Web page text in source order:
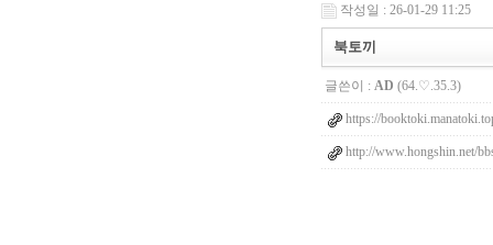
작성일 : 26-01-29 11:25
북토끼
글쓴이 : AD (64.♡.35.3)
https://
http://www.hongshin.net/